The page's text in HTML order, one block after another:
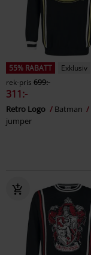
55% RABATT
Exklusiv
rek-pris 699:-
311:-
Retro Logo Batman
jumper